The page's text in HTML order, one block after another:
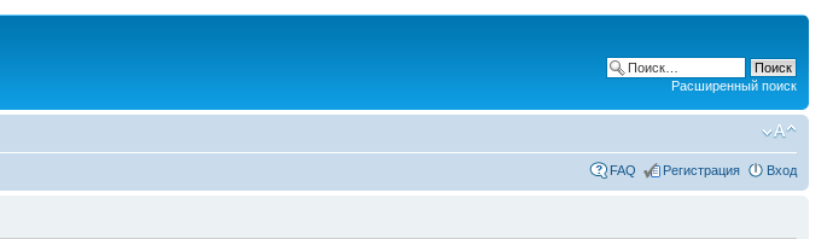
Расширенный поиск
FAQ Регистрация Вход